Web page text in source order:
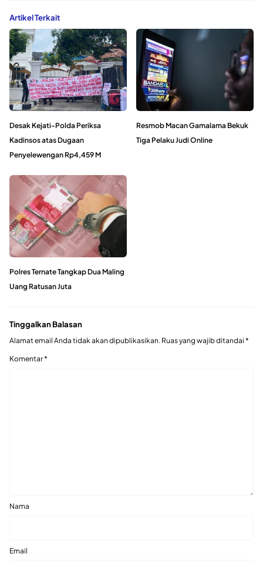
Artikel Terkait
Desak Kejati-Polda Periksa
Kadinsos atas Dugaan
Penyelewengan Rp4,459 M
Resmob Macan Gamalama Bekuk
Tiga Pelaku Judi Online
Polres Ternate Tangkap Dua Maling
Uang Ratusan Juta
Tinggalkan Balasan
Alamat email Anda tidak akan dipublikasikan. Ruas yang wajib ditandai *
Komentar*
Nama
Email